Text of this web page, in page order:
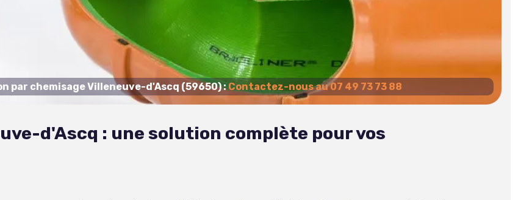
par chemisage Villeneuve-d'Ascq (59650) :Contactez-nous au 07 49 73 73 88
d'Ascq : une solution complète pour vos